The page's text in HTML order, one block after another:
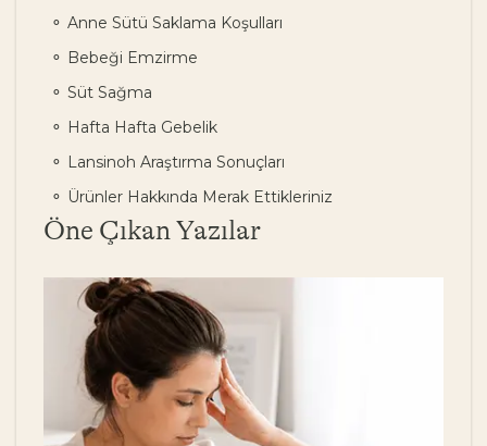
Anne Sütü Saklama Koşulları
Bebeği Emzirme
Süt Sağma
Hafta Hafta Gebelik
Lansinoh Araştırma Sonuçları
Ürünler Hakkında Merak Ettikleriniz
Öne Çıkan Yazılar